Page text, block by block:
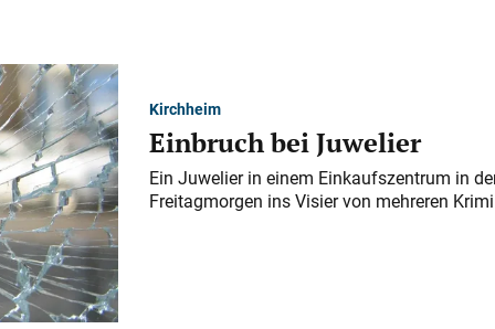
Kirchheim
Einbruch bei Juwelier
Ein Juwelier in einem Einkaufszentrum in
Freitagmorgen ins Visier von mehreren